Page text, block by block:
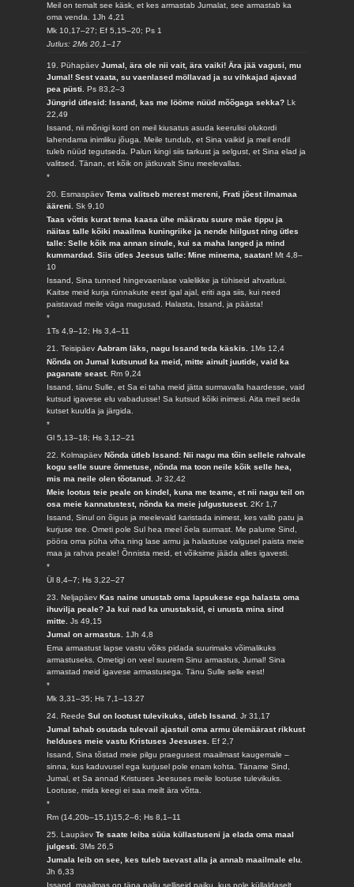
Meil on temalt see käsk, et kes armastab Jumalat, see armastab ka
oma venda. 1Jh 4,21
Mk 10,17–27; Ef 5,15–20; Ps 1
Jutlus: 2Ms 20,1–17
19. PühapäevJumal, ära ole nii vait, ära vaiki! Ära jää vagusi, mu
Jumal! Sest vaata, su vaenlased möllavad ja su vihkajad ajavad
pea püsti.Ps 83,2–3
Jüngrid ütlesid: Issand, kas me lööme nüüd mõõgaga sekka?Lk
22,49
Issand, nii mõnigi kord on meil kiusatus asuda keerulisi olukordi
lahendama inimliku jõuga. Meile tundub, et Sina vaikid ja meil endil
tuleb nüüd tegutseda. Palun kingi siis tarkust ja selgust, et Sina elad ja
valitsed. Tänan, et kõik on jätkuvalt Sinu meelevallas.
*
20. EsmaspäevTema valitseb merest mereni, Frati jõest ilmamaa
ääreni.Sk 9,10
Taas võttis kurat tema kaasa ühe määratu suure mäe tippu ja
näitas talle kõiki maailma kuningriike ja nende hiilgust ning ütles
talle: Selle kõik ma annan sinule, kui sa maha langed ja mind
kummardad. Siis ütles Jeesus talle: Mine minema, saatan!Mt 4,8–
10
Issand, Sina tunned hingevaenlase valelikke ja tühiseid ahvatlusi.
Kaitse meid kurja rünnakute eest igal ajal, eriti aga siis, kui need
paistavad meile väga magusad. Halasta, Issand, ja päästa!
*
1Ts 4,9–12; Hs 3,4–11
21. TeisipäevAabram läks, nagu Issand teda käskis. 1Ms 12,4
Nõnda on Jumal kutsunud ka meid, mitte ainult juutide, vaid ka
paganate seast.Rm 9,24
Issand, tänu Sulle, et Sa ei taha meid jätta surmavalla haardesse, vaid
kutsud igavese elu vabadusse! Sa kutsud kõiki inimesi. Aita meil seda
kutset kuulda ja järgida.
*
Gl 5,13–18; Hs 3,12–21
22. KolmapäevNõnda ütleb Issand: Nii nagu ma tõin sellele rahvale
kogu selle suure õnnetuse, nõnda ma toon neile kõik selle hea,
mis ma neile olen tõotanud.Jr 32,42
Meie lootus teie peale on kindel, kuna me teame, et nii nagu teil on
osa meie kannatustest, nõnda ka meie julgustusest.2Kr 1,7
Issand, Sinul on õigus ja meelevald karistada inimest, kes valib patu ja
kurjuse tee. Ometi pole Sul hea meel õela surmast. Me palume Sind,
pööra oma püha viha ning lase armu ja halastuse valgusel paista meie
maa ja rahva peale! Õnnista meid, et võiksime jääda alles igavesti.
*
Ül 8,4–7; Hs 3,22–27
23. NeljapäevKas naine unustab oma lapsukese ega halasta oma
ihuvilja peale? Ja kui nad ka unustaksid, ei unusta mina sind
mitte.Js 49,15
Jumal on armastus. 1Jh 4,8
Ema armastust lapse vastu võiks pidada suurimaks võimalikuks
armastuseks. Ometigi on veel suurem Sinu armastus, Jumal! Sina
armastad meid igavese armastusega. Tänu Sulle selle eest!
*
Mk 3,31–35; Hs 7,1–13.27
24. ReedeSul on lootust tulevikuks, ütleb Issand.Jr 31,17
Jumal tahab osutada tulevail ajastuil oma armu ülemäärast rikkust
helduses meie vastu Kristuses Jeesuses.Ef 2,7
Issand, Sina tõstad meie pilgu praegusest maailmast kaugemale –
sinna, kus kaduvusel ega kurjusel pole enam kohta. Täname Sind,
Jumal, et Sa annad Kristuses Jeesuses meile lootuse tulevikuks.
Lootuse, mida keegi ei saa meilt ära võtta.
*
Rm (14,20b–15,1)15,2–6; Hs 8,1–11
25. LaupäevTe saate leiba süüa küllastuseni ja elada oma maal
julgesti.3Ms 26,5
Jumala leib on see, kes tuleb taevast alla ja annab maailmale elu.
Jh 6,33
Issand, maailmas on täna palju selliseid paiku, kus pole küllaldaselt